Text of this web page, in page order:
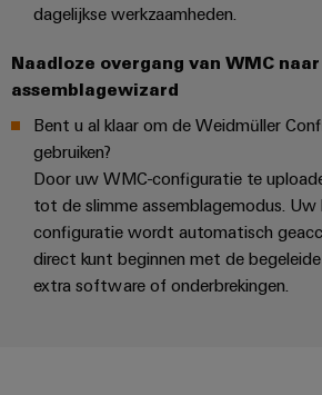
dagelijkse werkzaamheden.
Naadloze overgang van WMC
assemblagewizard
Bent u al klaar om de Weidmüller
gebruiken?
Door uw WMC-configuratie te
tot de slimme assemblagemodus. Uw
configuratie wordt automatisch
direct kunt beginnen met de
extra software of onderbrekingen.